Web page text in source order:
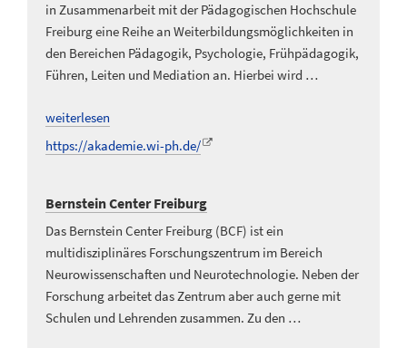
in Zusammenarbeit mit der Pädagogischen Hochschule
Freiburg eine Reihe an Weiterbildungsmöglichkeiten in
den Bereichen Pädagogik, Psychologie, Frühpädagogik,
Führen, Leiten und Mediation an. Hierbei wird …
weiterlesen
https://akademie.wi-ph.de/
Bernstein Center Freiburg
Das Bernstein Center Freiburg (BCF) ist ein
multidisziplinäres Forschungszentrum im Bereich
Neurowissenschaften und Neurotechnologie. Neben der
Forschung arbeitet das Zentrum aber auch gerne mit
Schulen und Lehrenden zusammen. Zu den …